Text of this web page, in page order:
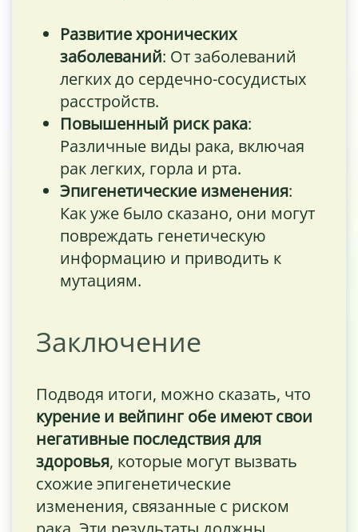
Развитие хронических
заболеваний: От заболеваний
легких до сердечно-сосудистых
расстройств.
Повышенный риск рака:
Различные виды рака, включая
рак легких, горла и рта.
Эпигенетические изменения:
Как уже было сказано, они могут
повреждать генетическую
информацию и приводить к
мутациям.
Заключение
Подводя итоги, можно сказать, что
курение и вейпинг обе имеют свои
негативные последствия для
здоровья, которые могут вызвать
схожие эпигенетические
изменения, связанные с риском